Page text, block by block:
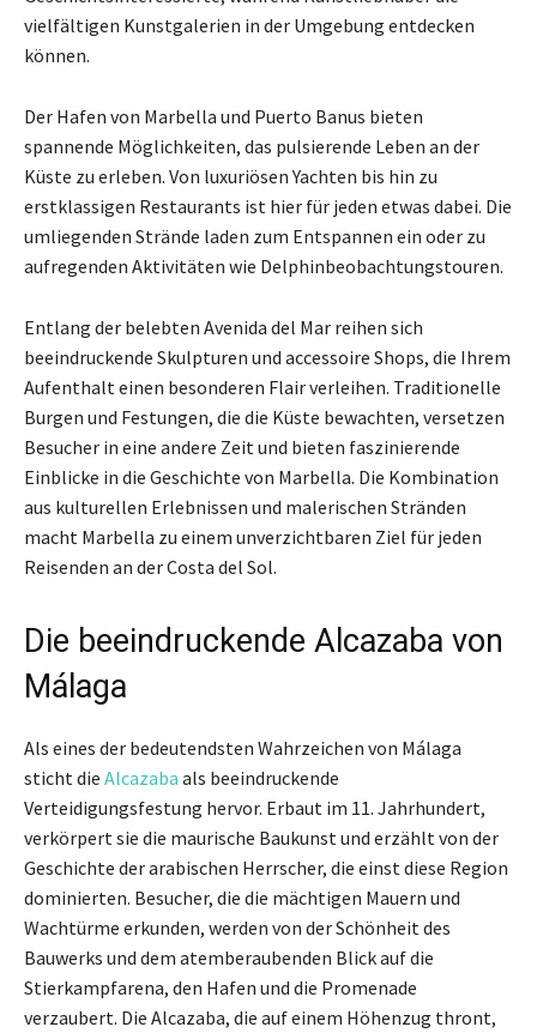
vielfältigen Kunstgalerien in der Umgebung entdecken
können.
Der Hafen von Marbella und Puerto Banus bieten
spannende Möglichkeiten, das pulsierende Leben an der
Küste zu erleben. Von luxuriösen Yachten bis hin zu
erstklassigen Restaurants ist hier für jeden etwas dabei. Die
umliegenden Strände laden zum Entspannen ein oder zu
aufregenden Aktivitäten wie Delphinbeobachtungstouren.
Entlang der belebten Avenida del Mar reihen sich
beeindruckende Skulpturen und accessoire Shops, die Ihrem
Aufenthalt einen besonderen Flair verleihen. Traditionelle
Burgen und Festungen, die die Küste bewachten, versetzen
Besucher in eine andere Zeit und bieten faszinierende
Einblicke in die Geschichte von Marbella. Die Kombination
aus kulturellen Erlebnissen und malerischen Stränden
macht Marbella zu einem unverzichtbaren Ziel für jeden
Reisenden an der Costa del Sol.
Die beeindruckende Alcazaba von
Málaga
Als eines der bedeutendsten Wahrzeichen von Málaga
sticht die Alcazaba als beeindruckende
Verteidigungsfestung hervor. Erbaut im 11. Jahrhundert,
verkörpert sie die maurische Baukunst und erzählt von der
Geschichte der arabischen Herrscher, die einst diese Region
dominierten. Besucher, die die mächtigen Mauern und
Wachtürme erkunden, werden von der Schönheit des
Bauwerks und dem atemberaubenden Blick auf die
Stierkampfarena, den Hafen und die Promenade
verzaubert. Die Alcazaba, die auf einem Höhenzug thront,